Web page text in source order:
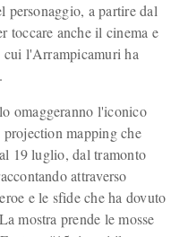
personaggio, a partire dal
toccare anche il cinema e
cui l'Arrampicamuri ha
omaggeranno l'iconico
mapping che
19 luglio, dal tramonto
attraverso
e le sfide che ha dovuto
mostra prende le mosse